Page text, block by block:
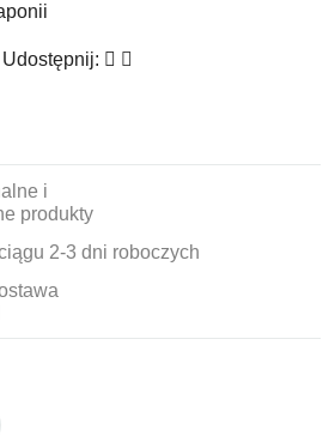
Udostępnij:
i
produkty
2-3 dni roboczych